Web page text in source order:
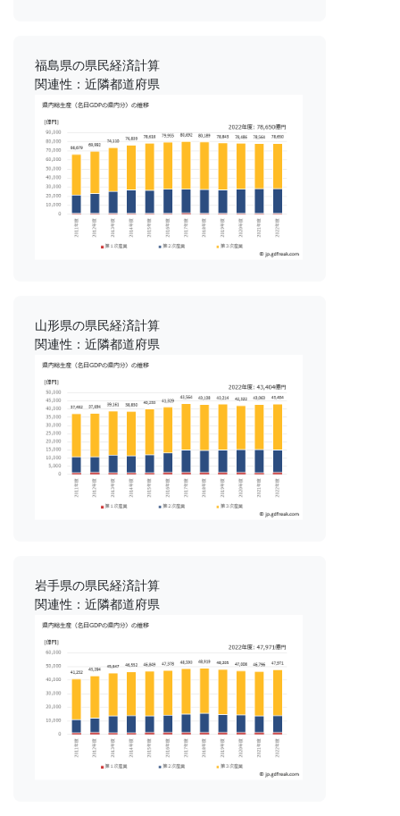
福島県の県民経済計算
関連性：近隣都道府県
山形県の県民経済計算
関連性：近隣都道府県
岩手県の県民経済計算
関連性：近隣都道府県